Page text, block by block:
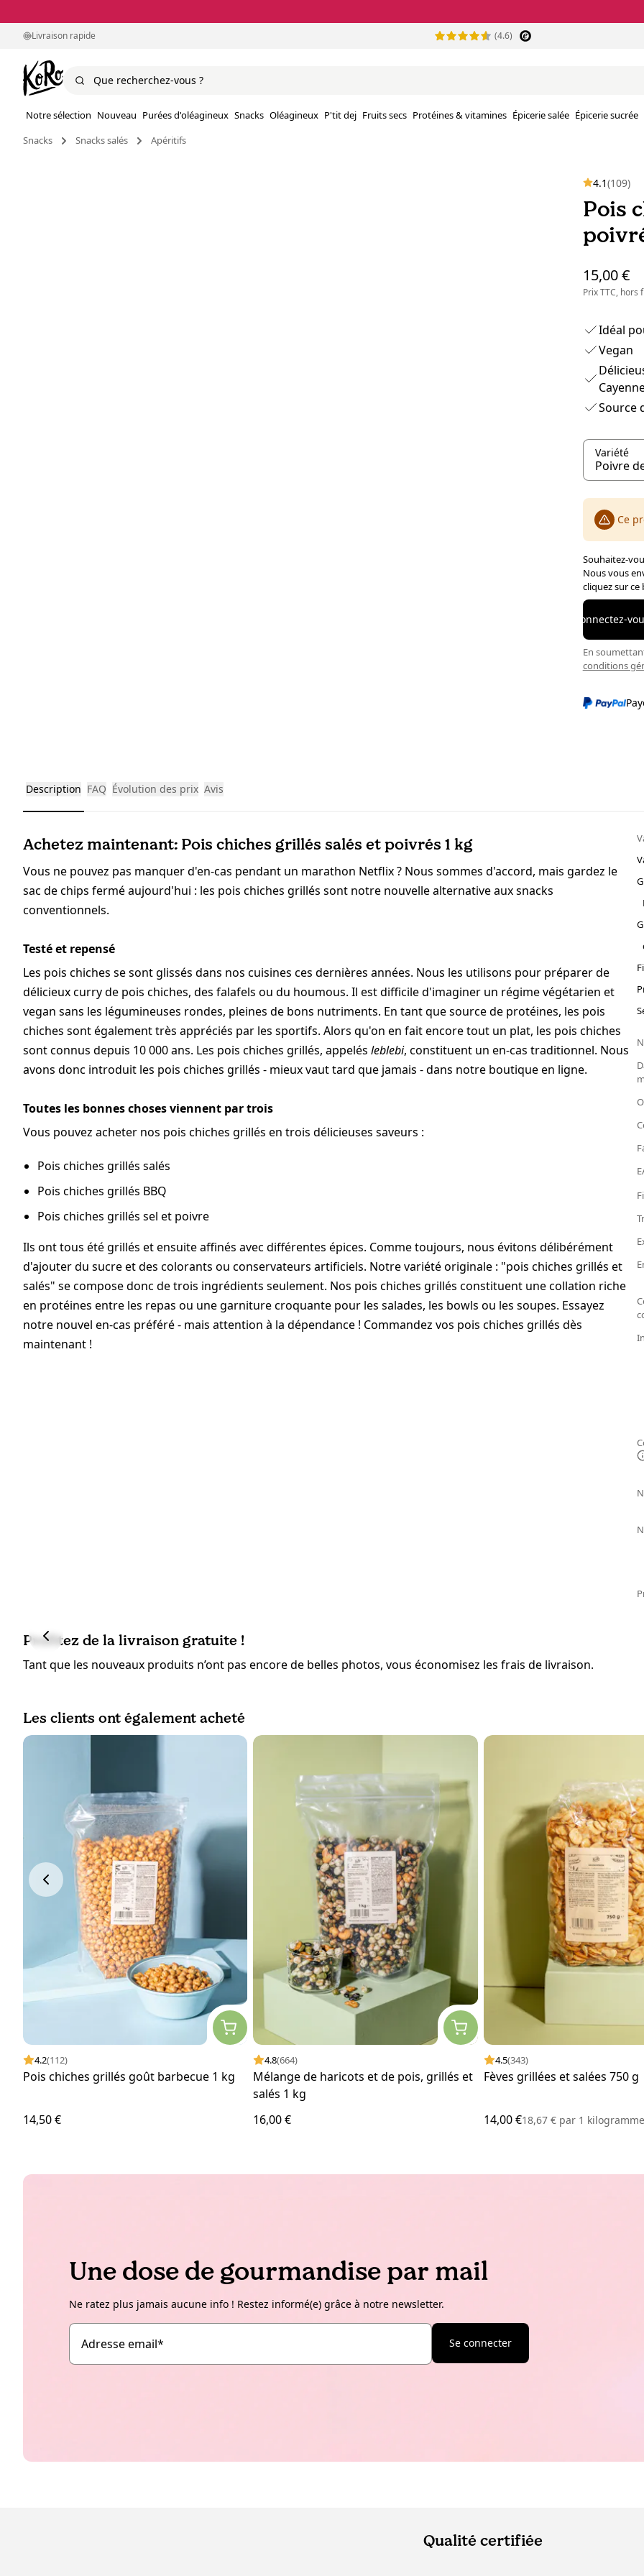
Livraison rapide (4.6)
Notre sélection Nouveau Purées d'oléagineux Snacks Oléagineux P'tit dej Fruits secs Protéines & vitamines Épicerie salée Épicerie sucrée
Snacks
Snacks salés Apéritifs
4.1(109)
Pois
15,00 €
Prix TTC,
Idéal
Vegan
Source
Variété
Ce
Souhaitez-
Nous vous
cliquez sur
Connectez-
En
conditions
Description FAQ Évolution des prix Avis
Achetez maintenant: Pois chiches grillés salés et poivrés 1 kg
Vous ne pouvez pas manquer d'en-cas pendant un marathon Netflix ? Nous sommes d'accord, mais gardez le
sac de chips fermé aujourd'hui : les pois chiches grillés sont notre nouvelle alternative aux snacks
conventionnels.
Testé et repensé
Les pois chiches se sont glissés dans nos cuisines ces dernières années. Nous les utilisons pour préparer de
délicieux curry de pois chiches, des falafels ou du houmous. Il est difficile d'imaginer un régime végétarien et
vegan sans les légumineuses rondes, pleines de bons nutriments. En tant que source de protéines, les pois
chiches sont également très appréciés par les sportifs. Alors qu'on en fait encore tout un plat, les pois chiches
sont connus depuis 10 000 ans. Les pois chiches grillés, appelés leblebi, constituent un en-cas traditionnel. Nous
avons donc introduit les pois chiches grillés - mieux vaut tard que jamais - dans notre boutique en ligne.
Toutes les bonnes choses viennent par trois
Vous pouvez acheter nos pois chiches grillés en trois délicieuses saveurs :
Pois chiches grillés salés
Pois chiches grillés BBQ
Pois chiches grillés sel et poivre
Ils ont tous été grillés et ensuite affinés avec différentes épices. Comme toujours, nous évitons délibérément
d'ajouter du sucre et des colorants ou conservateurs artificiels. Notre variété originale : "pois chiches grillés et
salés" se compose donc de trois ingrédients seulement. Nos pois chiches grillés constituent une collation riche
en protéines entre les repas ou une garniture croquante pour les salades, les bowls ou les soupes. Essayez
notre nouvel en-cas préféré - mais attention à la dépendance ! Commandez vos pois chiches grillés dès
maintenant !
Profitez de la livraison gratuite !
Tant que les nouveaux produits n’ont pas encore de belles photos, vous économisez les frais de livraison.
Les clients ont également acheté
4.2(112)
Pois chiches grillés goût barbecue 1 kg
14,50 €
4.8(664)
Mélange de haricots et de pois, grillés et
salés 1 kg
16,00 €
4.5(343)
Fèves grillées et salées 750 g
14,00 €18,67 € par1 kilogramme
Une dose de gourmandise par mail
Ne ratez plus jamais aucune info ! Restez informé(e) grâce à notre newsletter.
Adresse email* Se connecter
Qualité certifiée